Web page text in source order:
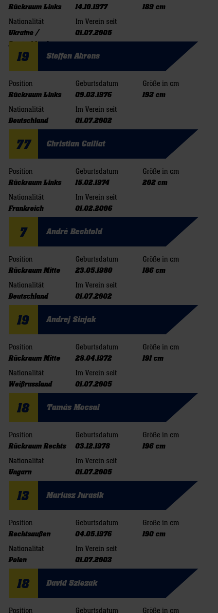
Rückraum Links
14.10.1977
189 cm
Nationalität
Ukraine /
Deutschland
Im Verein seit
01.07.2005
19 Steffen Ahrens
Position
Rückraum Links
Geburtsdatum
09.03.1976
Größe in cm
193 cm
Nationalität
Deutschland
Im Verein seit
01.07.2002
77 Christian Caillat
Position
Rückraum Links
Geburtsdatum
15.02.1974
Größe in cm
202 cm
Nationalität
Frankreich
Im Verein seit
01.02.2006
7 André Bechtold
Position
Rückraum Mitte
Geburtsdatum
23.05.1980
Größe in cm
186 cm
Nationalität
Deutschland
Im Verein seit
01.07.2002
19 Andrej Sinjak
Position
Rückraum Mitte
Geburtsdatum
28.04.1972
Größe in cm
191 cm
Nationalität
Weißrussland
Im Verein seit
01.07.2005
18 Tamás Mocsai
Position
Rückraum Rechts
Geburtsdatum
03.12.1978
Größe in cm
196 cm
Nationalität
Ungarn
Im Verein seit
01.07.2005
13 Mariusz Jurasik
Position
Rechtsaußen
Geburtsdatum
04.05.1976
Größe in cm
190 cm
Nationalität
Polen
Im Verein seit
01.07.2003
18 David Szlezak
Position Geburtsdatum Größe in cm